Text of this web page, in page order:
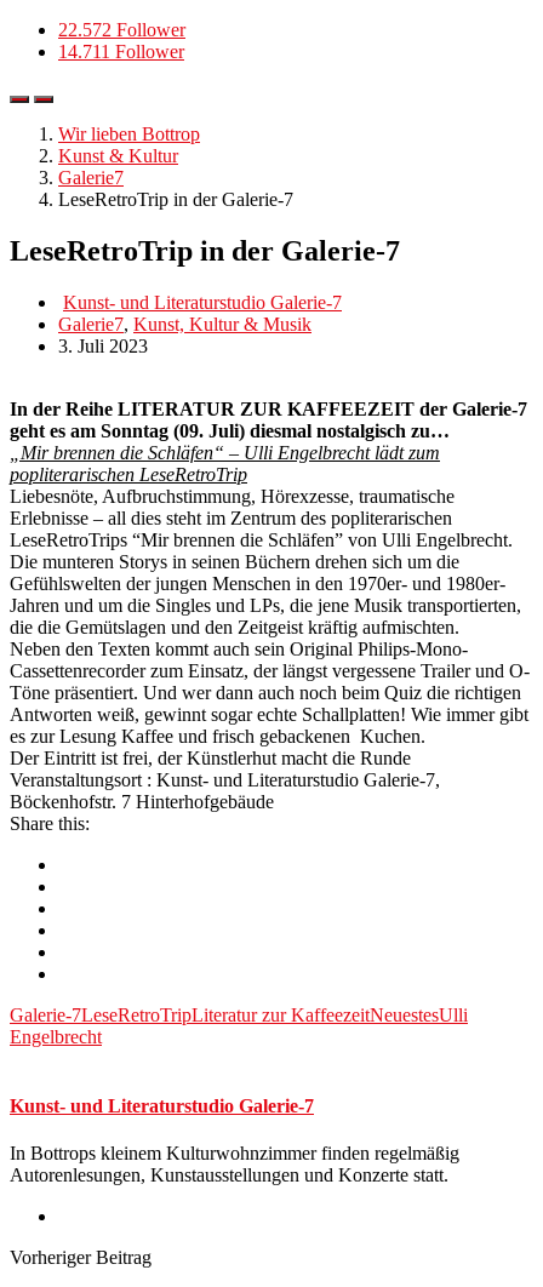
22.572 Follower
14.711 Follower
Wir lieben Bottrop
Kunst & Kultur
Galerie7
LeseRetroTrip in der Galerie-7
LeseRetroTrip in der Galerie-7
Kunst- und Literaturstudio Galerie-7
Galerie7, Kunst, Kultur & Musik
3. Juli 2023
In der Reihe LITERATUR ZUR KAFFEEZEIT der Galerie-7
geht es am Sonntag (09. Juli) diesmal nostalgisch zu…
„Mir brennen die Schläfen“ – Ulli Engelbrecht lädt zum
popliterarischen LeseRetroTrip
Liebesnöte, Aufbruchstimmung, Hörexzesse, traumatische
Erlebnisse – all dies steht im Zentrum des popliterarischen
LeseRetroTrips “Mir brennen die Schläfen” von Ulli Engelbrecht.
Die munteren Storys in seinen Büchern drehen sich um die
Gefühlswelten der jungen Menschen in den 1970er- und 1980er-
Jahren und um die Singles und LPs, die jene Musik transportierten,
die die Gemütslagen und den Zeitgeist kräftig aufmischten.
Neben den Texten kommt auch sein Original Philips-Mono-
Cassettenrecorder zum Einsatz, der längst vergessene Trailer und O-
Töne präsentiert. Und wer dann auch noch beim Quiz die richtigen
Antworten weiß, gewinnt sogar echte Schallplatten! Wie immer gibt
es zur Lesung Kaffee und frisch gebackenen Kuchen.
Der Eintritt ist frei, der Künstlerhut macht die Runde
Veranstaltungsort : Kunst- und Literaturstudio Galerie-7,
Böckenhofstr. 7 Hinterhofgebäude
Share this:
Galerie-7LeseRetroTripLiteratur zur KaffeezeitNeuestesUlli
Engelbrecht
Kunst- und Literaturstudio Galerie-7
In Bottrops kleinem Kulturwohnzimmer finden regelmäßig
Autorenlesungen, Kunstausstellungen und Konzerte statt.
Vorheriger Beitrag